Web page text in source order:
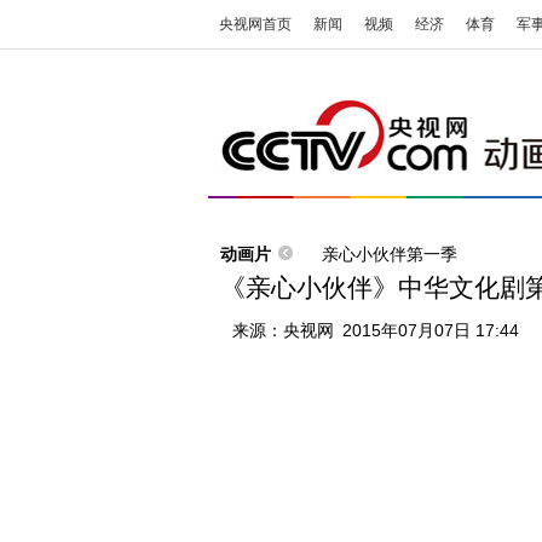
央视网首页 新闻 视频 经济 体育 军
动画片 亲心小伙伴第一季
《亲心小伙伴》中华文化
来源： 央视网 2015年07月07日 17:44